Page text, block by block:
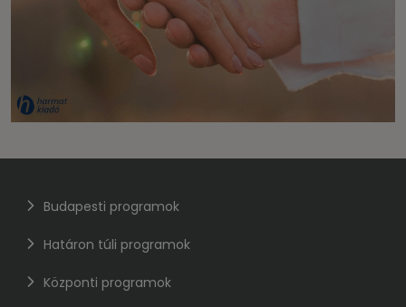
Budapesti programok
Határon túli programok
Központi programok